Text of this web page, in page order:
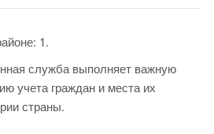
1.
служба выполняет важную
учета граждан и места их
страны.